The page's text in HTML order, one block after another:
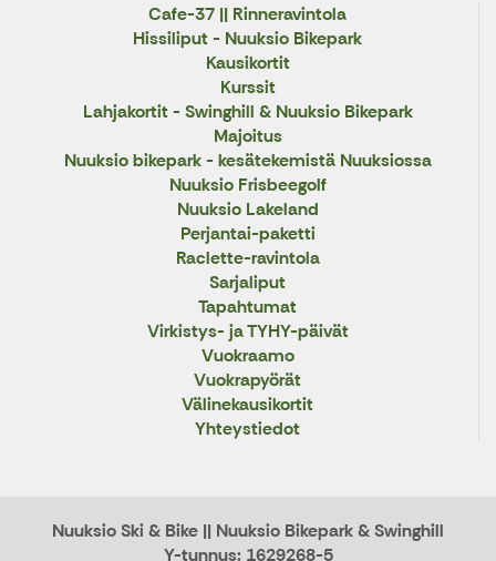
Cafe-37 || Rinneravintola
Hissiliput - Nuuksio Bikepark
Kausikortit
Kurssit
Lahjakortit - Swinghill & Nuuksio Bikepark
Majoitus
Nuuksio bikepark - kesätekemistä Nuuksiossa
Nuuksio Frisbeegolf
Nuuksio Lakeland
Perjantai-paketti
Raclette-ravintola
Sarjaliput
Tapahtumat
Virkistys- ja TYHY-päivät
Vuokraamo
Vuokrapyörät
Välinekausikortit
Yhteystiedot
Nuuksio Ski & Bike || Nuuksio Bikepark & Swinghill
Y-tunnus: 1629268-5